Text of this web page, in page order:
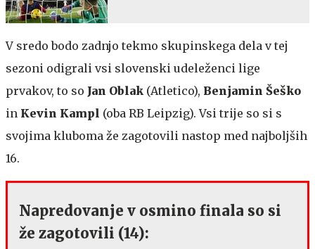
V sredo bodo zadnjo tekmo skupinskega dela v tej
sezoni odigrali vsi slovenski udeleženci lige
prvakov, to so Jan Oblak (Atletico), Benjamin Šeško
in Kevin Kampl (oba RB Leipzig). Vsi trije so si s
svojima kluboma že zagotovili nastop med najboljših
16.
Napredovanje v osmino finala so si
že zagotovili (14):